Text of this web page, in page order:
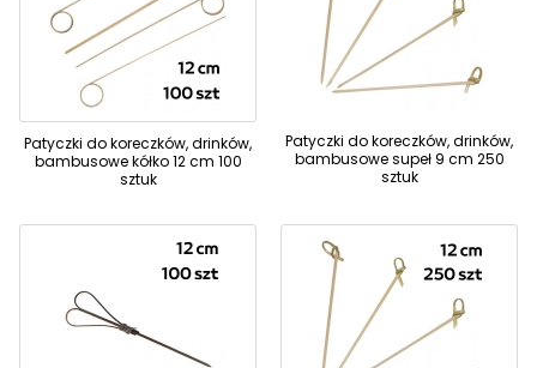
Patyczki do koreczków, drinków,
bambusowe kółko 12 cm 100
sztuk
Patyczki do koreczków, drinków,
bambusowe supeł 9 cm 250
sztuk